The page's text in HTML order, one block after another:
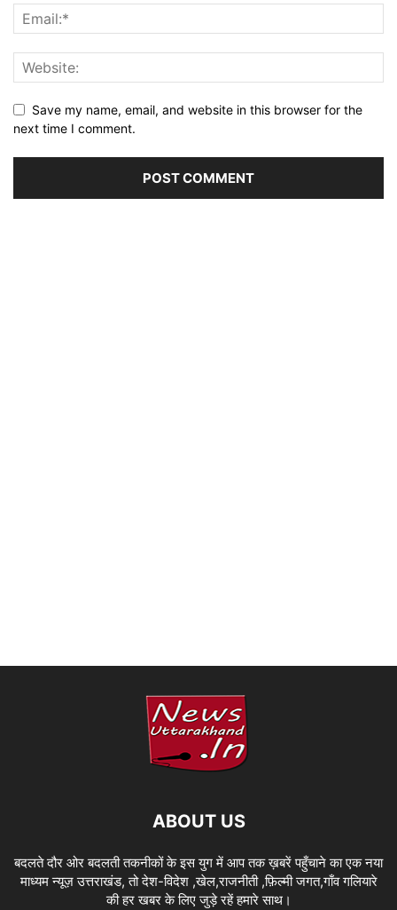
Save my name, email, and website in this browser for the
next time I comment.
ABOUT US
बदलते दौर ओर बदलती तकनीकों के इस युग में आप तक ख़बरें पहुँचाने का एक नया
माध्यम न्यूज़ उत्तराखंड, तो देश-विदेश ,खेल,राजनीती ,फ़िल्मी जगत,गाँव गलियारे
की हर खबर के लिए जुड़े रहें हमारे साथ।